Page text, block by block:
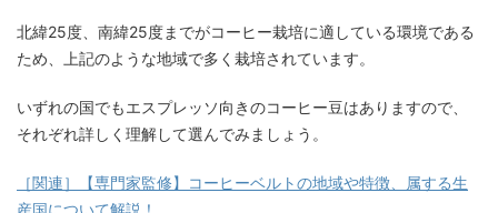
北緯25度、南緯25度までがコーヒー栽培に適している環境である
ため、上記のような地域で多く栽培されています。
いずれの国でもエスプレッソ向きのコーヒー豆はありますので、
それぞれ詳しく理解して選んでみましょう。
［関連］【専門家監修】コーヒーベルトの地域や特徴、属する生
産国について解説！